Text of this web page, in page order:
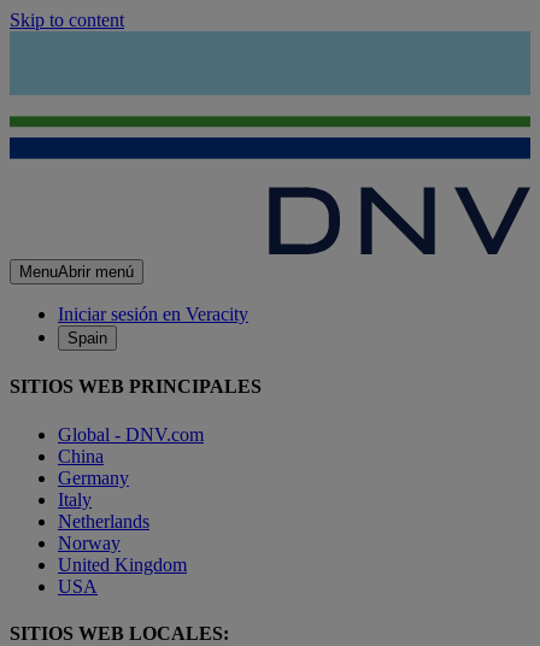
Skip to content
MenuAbrir menú
Iniciar sesión en Veracity
Spain
SITIOS WEB PRINCIPALES
Global - DNV.com
China
Germany
Italy
Netherlands
Norway
United Kingdom
USA
SITIOS WEB LOCALES: